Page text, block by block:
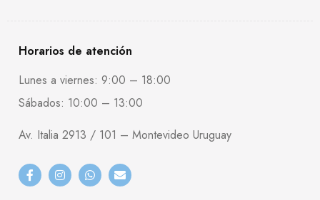
Horarios de atención
Lunes a viernes: 9:00 – 18:00
Sábados: 10:00 – 13:00
Av. Italia 2913 / 101 – Montevideo Uruguay